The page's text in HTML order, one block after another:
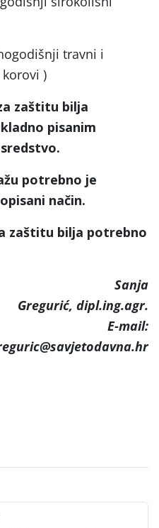
travni i
)
zaštitu bilja
pisanim
potrebno je
način.
zaštitu bilja potrebno
Sanja
Gregurić, dipl.ing.agr.
E-mail: